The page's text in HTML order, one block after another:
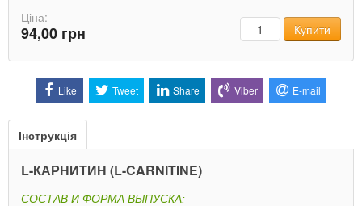
Ціна:
94,00 грн КількістьКупити
Like Tweet Share Viber E-mail
Інструкція
L-КАРНИТИН (L-CARNITINE)
СОСТАВ И ФОРМА ВЫПУСКА: